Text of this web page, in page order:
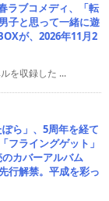
ラブコメディ、「転
子と思って一緒に遊
が、2026年11月2
を収録した ...
ら」、5周年を経て
フライングゲット」
カバーアルバム
行解禁。平成を彩っ